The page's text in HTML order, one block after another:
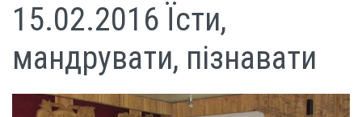
15.02.2016 Їсти,
мандрувати, пізнавати